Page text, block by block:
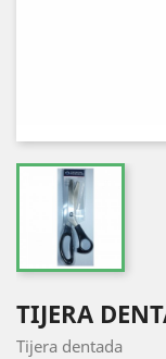
TIJERA
Tijera dentada